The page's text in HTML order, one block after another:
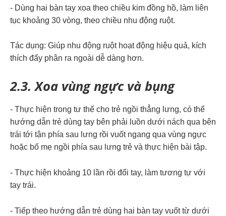
- Dùng hai bàn tay xoa theo chiều kim đồng hồ, làm liên
tục khoảng 30 vòng, theo chiều nhu động ruột.
Tác dụng: Giúp nhu động ruột hoạt động hiệu quả, kích
thích đẩy phân ra ngoài dễ dàng hơn.
2.3. Xoa vùng ngực và bụng
- Thực hiện trong tư thế cho trẻ ngồi thẳng lưng, có thể
hướng dẫn trẻ dùng tay bên phải luồn dưới nách qua bên
trái tới tận phía sau lưng rồi vuốt ngang qua vùng ngực
hoặc bố mẹ ngồi phía sau lưng trẻ và thực hiện bài tập.
- Thực hiện khoảng 10 lần rồi đổi tay, làm tương tự với
tay trái.
- Tiếp theo hướng dẫn trẻ dùng hai bàn tay vuốt từ dưới